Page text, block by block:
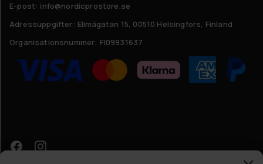
E-post: info@nordicprostore.se
Adressuppgifter: Elimägatan 15, 00510 Helsingfors, Finland
Organisationsnummer: FI09931637